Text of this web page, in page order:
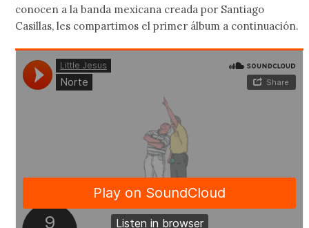
conocen a la banda mexicana creada por Santiago
Casillas, les compartimos el primer álbum a continuación.